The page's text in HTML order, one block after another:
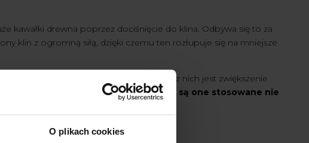
O plikach cookies
kawałki drewna poprzez dociśnięcie do klina. Odbywa się to za
klin z ogromną siłą, dzięki czemu ten rozłupuje się na mniejsze
Dzieje się tak z wielu powodów. Jednym z nich jest zwiększenie
ilości drewna w krótkim czasie, są one stosowane nie